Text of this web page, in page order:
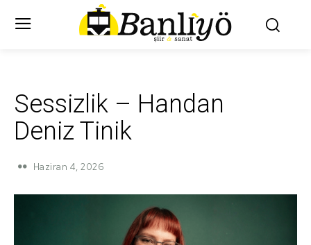
Sessizlik – Handan
Deniz Tinik
Haziran 4, 2026